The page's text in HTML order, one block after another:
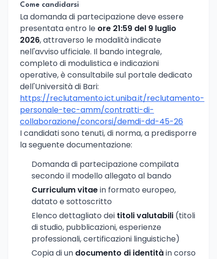
Come candidarsi
La domanda di partecipazione deve essere
presentata entro le ore 21:59 del 9 luglio
2026, attraverso le modalità indicate
nell'avviso ufficiale. Il bando integrale,
completo di modulistica e indicazioni
operative, è consultabile sul portale dedicato
dell'Università di Bari:
https://reclutamento.ict.uniba.it/reclutamento-
personale-tec-amm/contratti-di-
collaborazione/concorsi/demdi-dd-45-26
I candidati sono tenuti, di norma, a predisporre
la seguente documentazione:
Domanda di partecipazione compilata
secondo il modello allegato al bando
Curriculum vitaein formato europeo,
datato e sottoscritto
Elenco dettagliato dei titoli valutabili (titoli
di studio, pubblicazioni, esperienze
professionali, certificazioni linguistiche)
Copia di un documento di identitàin corso